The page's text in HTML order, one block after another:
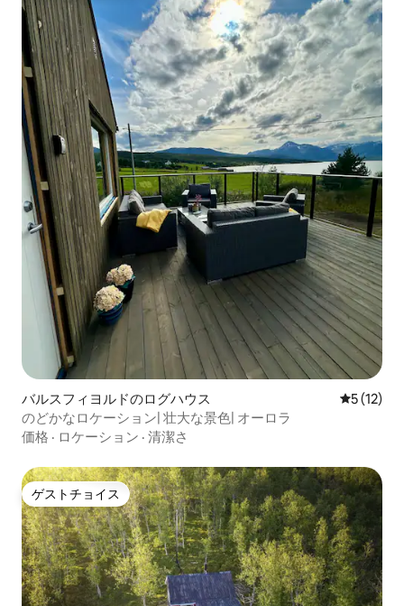
バルスフィヨルドのログハウス レビュー
5 (12)
のどかなロケーション| 壮大な景色| オーロラ
価格 · ロケーション · 清潔さ
ゲストチョイス
ゲストチョイス